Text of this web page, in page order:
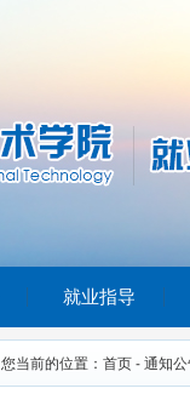
就业指导
您当前的位置：首页 - 通知